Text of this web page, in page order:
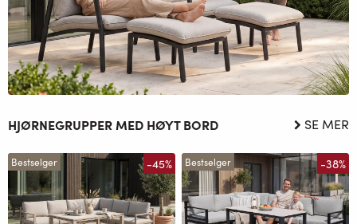
HJØRNEGRUPPER MED HØYT BORD SE MER
Bestselger -45% Bestselger -38%